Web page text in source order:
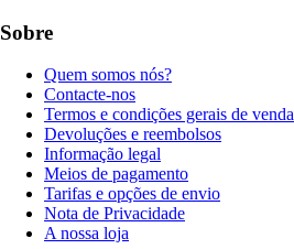
Sobre
Quem somos nós?
Contacte-nos
Termos e condições gerais de venda
Devoluções e reembolsos
Informação legal
Meios de pagamento
Tarifas e opções de envio
Nota de Privacidade
A nossa loja